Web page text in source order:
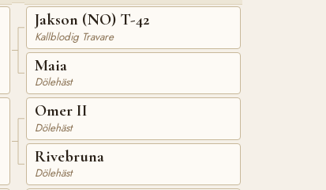
Jakson (NO) T-42
Kallblodig Travare
Maia
Dölehäst
Omer II
Dölehäst
Rivebruna
Dölehäst